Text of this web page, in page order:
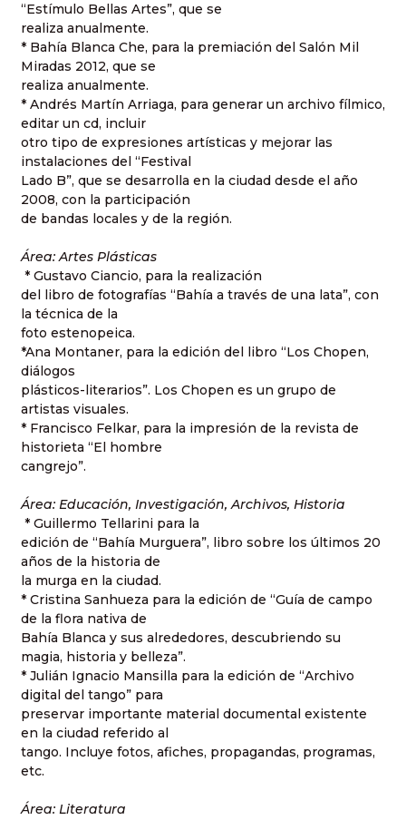
“Estímulo Bellas Artes”, que se
realiza anualmente.
* Bahía Blanca Che, para la premiación del Salón Mil
Miradas 2012, que se
realiza anualmente.
* Andrés Martín Arriaga, para generar un archivo fílmico,
editar un cd, incluir
otro tipo de expresiones artísticas y mejorar las
instalaciones del “Festival
Lado B”, que se desarrolla en la ciudad desde el año
2008, con la participación
de bandas locales y de la región.
Área: Artes Plásticas
* Gustavo Ciancio, para la realización
del libro de fotografías “Bahía a través de una lata”, con
la técnica de la
foto estenopeica.
*Ana Montaner, para la edición del libro “Los Chopen,
diálogos
plásticos-literarios”. Los Chopen es un grupo de
artistas visuales.
* Francisco Felkar, para la impresión de la revista de
historieta “El hombre
cangrejo”.
Área: Educación, Investigación, Archivos, Historia
* Guillermo Tellarini para la
edición de “Bahía Murguera”, libro sobre los últimos 20
años de la historia de
la murga en la ciudad.
* Cristina Sanhueza para la edición de “Guía de campo
de la flora nativa de
Bahía Blanca y sus alrededores, descubriendo su
magia, historia y belleza”.
* Julián Ignacio Mansilla para la edición de “Archivo
digital del tango” para
preservar importante material documental existente
en la ciudad referido al
tango. Incluye fotos, afiches, propagandas, programas,
etc.
Área: Literatura